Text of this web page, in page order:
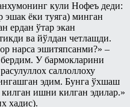
кули Нофеъ деди:
ёки туяга) минган
ердан ўтар экан
ва йўлдан четлашди.
нарса эшитяпсанми?» –
У бармокларини
саллоллоху
эдим. Бунга ўхшаш
ишни килган эдилар.»
хадис).